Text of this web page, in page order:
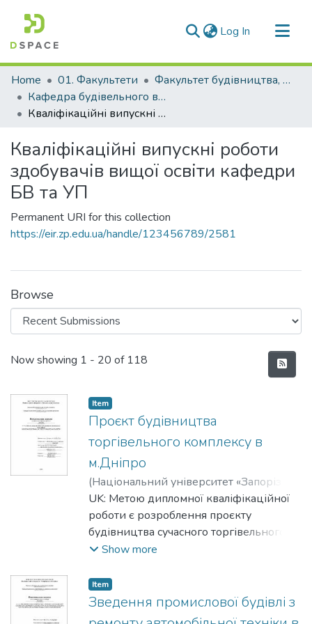
Log In (current)
Communities & Collections
All of DSpace
Statistics
Home 01. Факультети
Факультет будівництва, архітектури та дизайну
Кафедра будівельного виробництва та управління проєктами (Кафедра БВ та УП)
Кваліфікаційні випускні роботи здобувачів вищої освіти кафедри БВ та УП
Кваліфікаційні випускні роботи
здобувачів вищої освіти кафедри
БВ та УП
Permanent URI for this collection
https://eir.zp.edu.ua/handle/123456789/2581
Browse
Recent Submissions
Now showing 1 - 20 of 118
Item
Проєкт будівництва
торгівельного комплексу в
м.Дніпро
(Національний університет «Запорізька
політехніка»,2026-06-25)Чорноус ,
Олександр Дмитрович ;Chornous ,
Oleksandr D.
UK: Метою дипломної кваліфікаційної
роботи є розроблення проєкту
будівництва сучасного торгівельного
комплексу в місті Дніпро, який
нормам, вимогам безпеки,
енергоефективності та комфорту для
відвідувачів і персоналу. Архітектурно-
Show more
Item
Зведення промислової будівлі з